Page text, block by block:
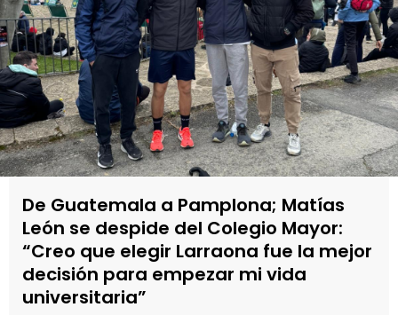
De Guatemala a Pamplona; Matías
León se despide del Colegio Mayor:
“Creo que elegir Larraona fue la mejor
decisión para empezar mi vida
universitaria”